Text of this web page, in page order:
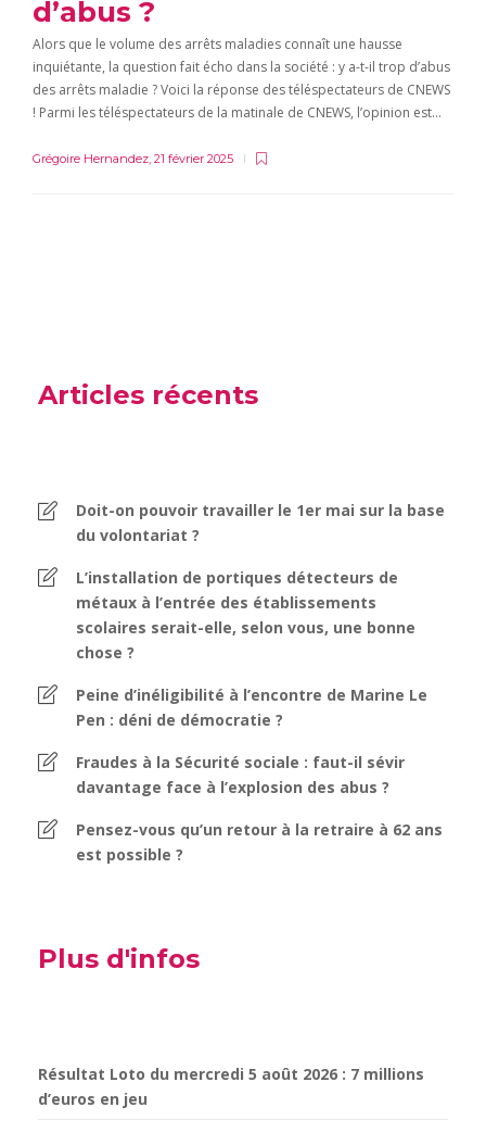
d’abus ?
Alors que le volume des arrêts maladies connaît une hausse
inquiétante, la question fait écho dans la société : y a-t-il trop d’abus
des arrêts maladie ? Voici la réponse des téléspectateurs de CNEWS
! Parmi les téléspectateurs de la matinale de CNEWS, l’opinion est…
Grégoire Hernandez 21 février 2025
Articles récents
Doit-on pouvoir travailler le 1er mai sur la base
du volontariat ?
L’installation de portiques détecteurs de
métaux à l’entrée des établissements
scolaires serait-elle, selon vous, une bonne
chose ?
Peine d’inéligibilité à l’encontre de Marine Le
Pen : déni de démocratie ?
Fraudes à la Sécurité sociale : faut-il sévir
davantage face à l’explosion des abus ?
Pensez-vous qu’un retour à la retraire à 62 ans
est possible ?
Plus d'infos
Résultat Loto du mercredi 5 août 2026 : 7 millions
d’euros en jeu